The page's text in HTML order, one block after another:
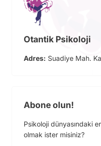
Otantik Psikoloji
Adres: Suadiye Mah.
Abone olun!
Psikoloji dünyasındaki
olmak ister misiniz?